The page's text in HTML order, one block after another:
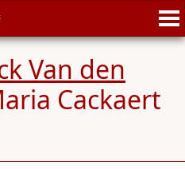
Van den
Cackaert